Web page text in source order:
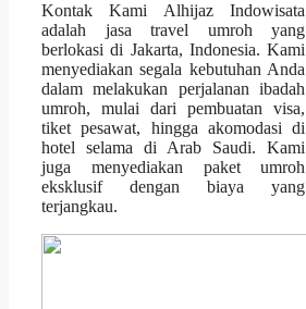
Kontak Kami Alhijaz Indowisata
adalah jasa travel umroh yang
berlokasi di Jakarta, Indonesia. Kami
menyediakan segala kebutuhan Anda
dalam melakukan perjalanan ibadah
umroh, mulai dari pembuatan visa,
tiket pesawat, hingga akomodasi di
hotel selama di Arab Saudi. Kami
juga menyediakan paket umroh
eksklusif dengan biaya yang
terjangkau.